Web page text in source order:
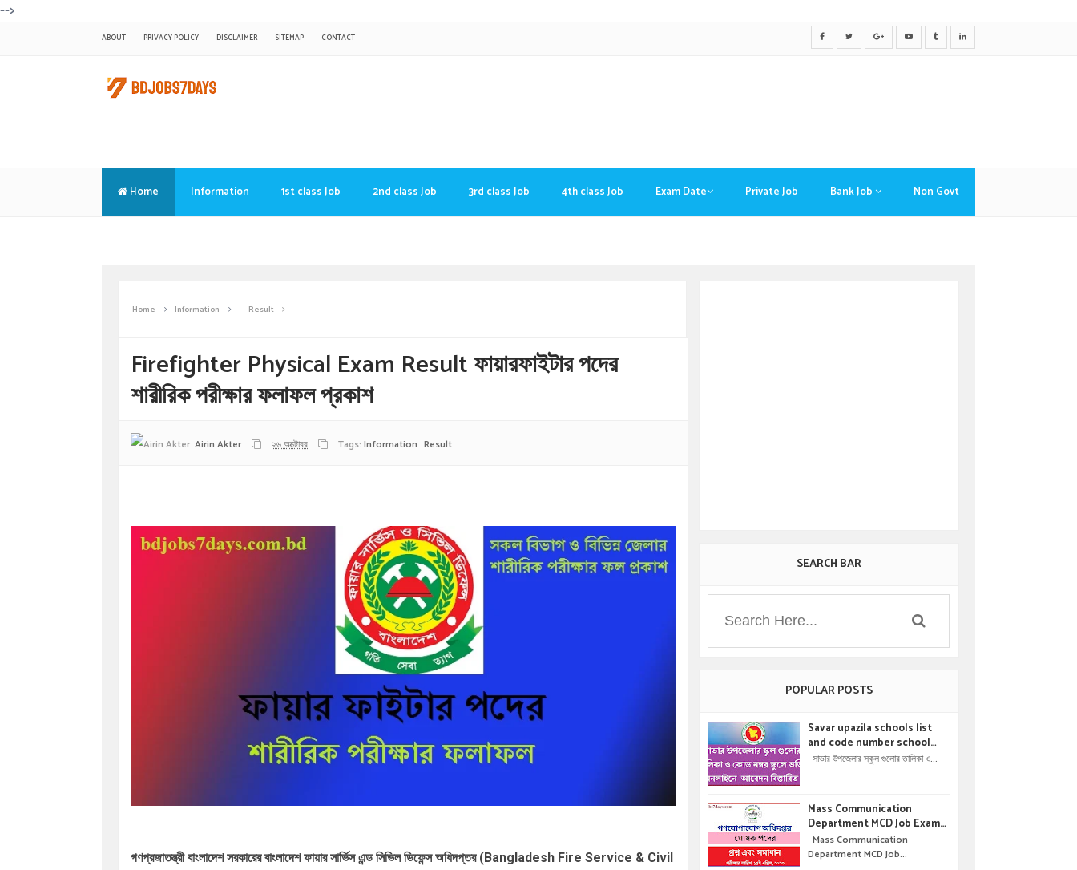
-->
ABOUT PRIVACY POLICY DISCLAIMER SITEMAP CONTACT
Home Information 1st class Job 2nd class Job 3rd class Job 4th class Job Exam Date Private Job Bank Job Non Govt
Home Information Result
Firefighter Physical Exam Result ফায়ারফাইটার পদের
শারীরিক পরীক্ষার ফলাফল প্রকাশ
Airin Akter ২৬ অক্টোবর Tags: Information Result
গণপ্রজাতন্ত্রী বাংলাদেশ সরকারেরবাংলাদেশ ফায়ার সার্ভিস এন্ড সিভিল ডিফেন্স অধিদপ্তর(Bangladesh Fire Service & Civil
SEARCH BAR
POPULAR POSTS
Savar upazila schools list
and code number school
admisson online application
অনলাইনে আবেদন বিস্তারিত ।
সাভার উপজেলার স্কুল গুলোর তালিকা ও...
Mass Communication
Department MCD Job Exam
Question & solution //
গণযোগাযোগ অধিদপ্তরে নিয়োগ পরীক্ষার
Mass Communication
Department MCD Job...